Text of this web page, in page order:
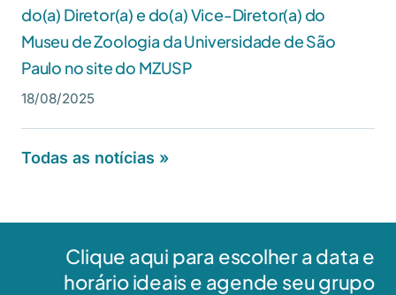
do(a) Diretor(a) e do(a) Vice-Diretor(a) do
Museu de Zoologia da Universidade de São
Paulo no site do MZUSP
18/08/2025
Todas as notícias »
Clique aqui para escolher a data e
horário ideais e agende seu grupo